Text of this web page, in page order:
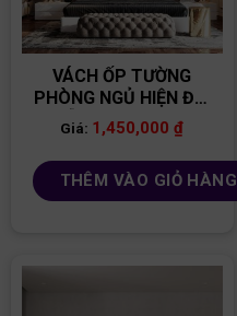
VÁCH ỐP TƯỜNG
PHÒNG NGỦ HIỆN ĐẠI
GỖ MDF VNPN02
Giá: 1,450,000₫
THÊM VÀO GIỎ HÀNG